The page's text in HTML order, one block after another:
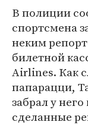
В полиции
спортсмена
неким
билетной
Airlines. Как
папарацци,
забрал у
сделанные